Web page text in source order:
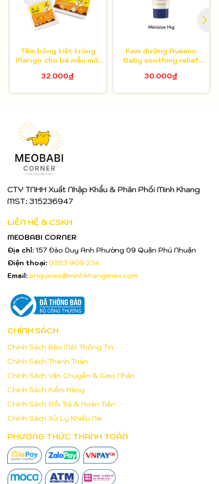
Tăm bông tiệt trùng
Merigo cho bé mẫu mới
32.000₫
Kem dưỡng Aveeno
Baby soothing relief
30.000₫
CTY TNHH Xuất Nhập Khẩu & Phân Phối Minh Khang
MST: 315236947
LIÊN HỆ & CSKH
MEOBABI CORNER
Địa chỉ: 157 Đào Duy Anh Phường 09 Quận Phú Nhuận
Điện thoại: 0383 909 234
Email: enquiries@minhkhangimex.com
CHÍNH SÁCH
Chính Sách Bảo Mật Thông Tin
Chính Sách Thanh Toán
Chính Sách Vận Chuyển & Giao Nhận
Chính Sách Kiểm Hàng
Chính Sách Đổi Trả & Hoàn Tiền
Chính Sách Xử Lý Khiếu Nại
PHƯƠNG THỨC THANH TOÁN